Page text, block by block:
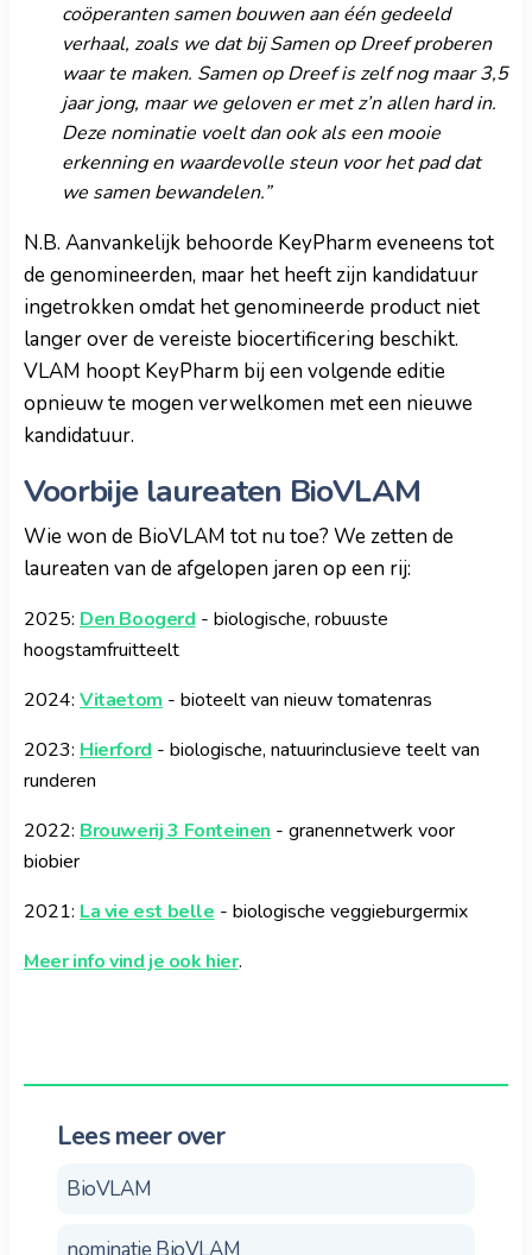
coöperanten samen bouwen aan één gedeeld
verhaal, zoals we dat bij Samen op Dreef proberen
waar te maken. Samen op Dreef is zelf nog maar 3,5
jaar jong, maar we geloven er met z’n allen hard in.
Deze nominatie voelt dan ook als een mooie
erkenning en waardevolle steun voor het pad dat
we samen bewandelen.”
N.B. Aanvankelijk behoorde KeyPharm eveneens tot
de genomineerden, maar het heeft zijn kandidatuur
ingetrokken omdat het genomineerde product niet
langer over de vereiste biocertificering beschikt.
VLAM hoopt KeyPharm bij een volgende editie
opnieuw te mogen verwelkomen met een nieuwe
kandidatuur.
Voorbije laureaten BioVLAM
Wie won de BioVLAM tot nu toe? We zetten de
laureaten van de afgelopen jaren op een rij:
2025: Den Boogerd- biologische, robuuste
hoogstamfruitteelt
2024: Vitaetom - bioteelt van nieuw tomatenras
2023: Hierford - biologische, natuurinclusieve teelt van
runderen
2022: Brouwerij 3 Fonteinen - granennetwerk voor
biobier
2021: La vie est belle- biologische veggieburgermix
Meer info vind je ook hier.
Lees meer over
BioVLAM